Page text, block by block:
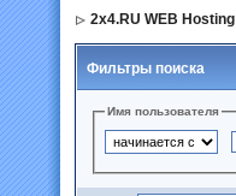
2x4.RU WEB Hosting
Фильтры поиска
Имя пользователя